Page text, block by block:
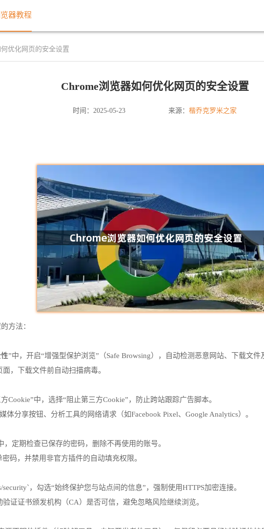
器教程
优化网页的安全设置
Chrome浏览器如何优化网页的安全设置
时间：2025-05-23 来源： 楷乔克罗米之家
的方法：
”中，开启“增强型保护浏览”（Safe Browsing），自动检测恶意网站、下载文件
，下载文件前自动扫描病毒。
中，选择“阻止第三方Cookie”，防止跨站跟踪广告脚本。
体分享按钮、分析工具的网络请求（如Facebook Pixel、Google Analytics）。
定期检查已保存的密码，删除不再使用的账号。
码，并禁用非官方插件的自动填充权限。
，勾选“始终保护您与站点间的信息”，强制使用HTTPS加密连接。
证证书颁发机构（CA）是否可信，避免忽略风险继续浏览。